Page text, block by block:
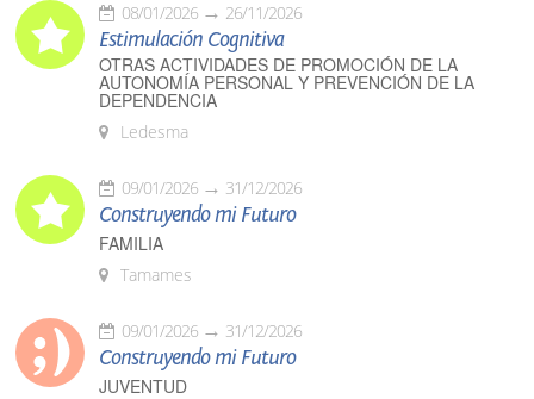
08/01/2026 26/11/2026
Estimulación Cognitiva
OTRAS ACTIVIDADES DE PROMOCIÓN DE LA
AUTONOMÍA PERSONAL Y PREVENCIÓN DE LA
DEPENDENCIA
Ledesma
09/01/2026 31/12/2026
Construyendo mi Futuro
FAMILIA
Tamames
09/01/2026 31/12/2026
Construyendo mi Futuro
JUVENTUD